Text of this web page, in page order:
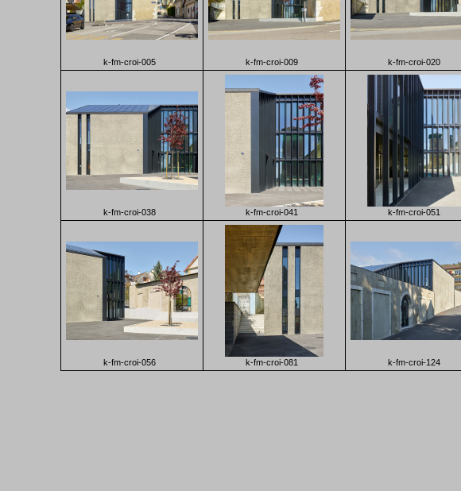
k-fm-croi-005 k-fm-croi-009 k-fm-croi-020
k-fm-croi-038 k-fm-croi-041 k-fm-croi-051
k-fm-croi-056 k-fm-croi-081 k-fm-croi-124